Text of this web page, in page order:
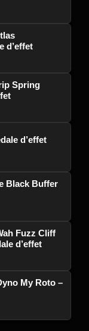
d’effet
Spring
d’effet
Black Buffer
Fuzz Cliff
d’effet
My Roto –